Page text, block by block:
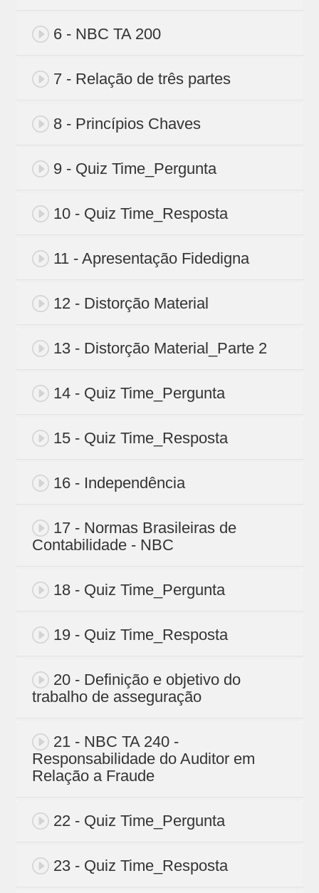
6 - NBC TA 200
7 - Relação de três partes
8 - Princípios Chaves
9 - Quiz Time_Pergunta
10 - Quiz Time_Resposta
11 - Apresentação Fidedigna
12 - Distorção Material
13 - Distorção Material_Parte 2
14 - Quiz Time_Pergunta
15 - Quiz Time_Resposta
16 - Independência
17 - Normas Brasileiras de
Contabilidade - NBC
18 - Quiz Time_Pergunta
19 - Quiz Time_Resposta
20 - Definição e objetivo do
trabalho de asseguração
21 - NBC TA 240 -
Responsabilidade do Auditor em
Relação a Fraude
22 - Quiz Time_Pergunta
23 - Quiz Time_Resposta